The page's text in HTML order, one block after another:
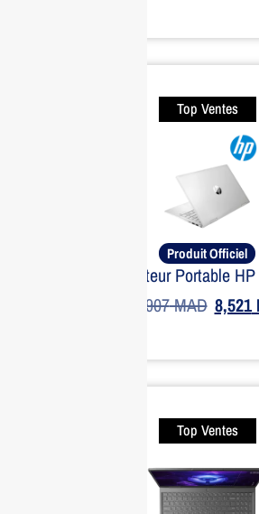
Top Ventes
Produit Officiel
Ordinateur Portable
10,907MAD 8,521
Top Ventes